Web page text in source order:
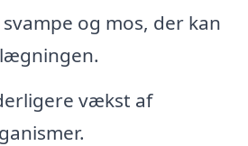
og mos, der kan
vækst af